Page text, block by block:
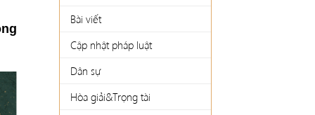
Bài viết
Cập nhật pháp luật
Dân sự
Hòa giải&Trọng tài